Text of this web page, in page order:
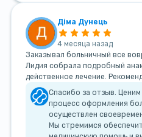
Діма Дунець
4 месяца назад
Заказывал больничный все
Лидия собрала подробный
действенное лечение.
Спасибо за отзыв.
процесс оформления
осуществлен
Мы стремимся